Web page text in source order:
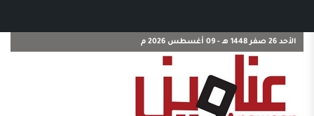
الأحد 26 صفر 1448 هـ - 09 أغسطس 2026 م